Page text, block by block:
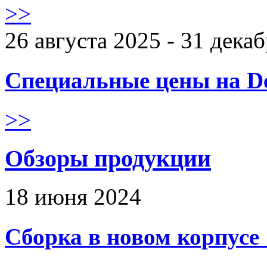
>>
26 августа 2025 - 31
Специальные цены на
>>
Обзоры продукции
18 июня 2024
Сборка в новом